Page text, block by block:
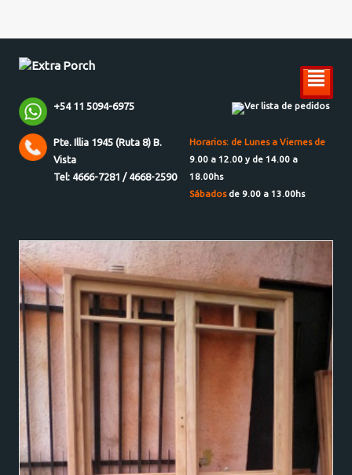
²
+54 11 5094-6975 Ver lista de pedidos
Pte. Illia 1945 (Ruta 8) B.
Vista
Tel: 4666-7281 / 4668-2590
Horarios: de Lunes a Viernes de
9.00 a 12.00 y de 14.00 a
18.00hs
Sábadosde 9.00 a 13.00hs